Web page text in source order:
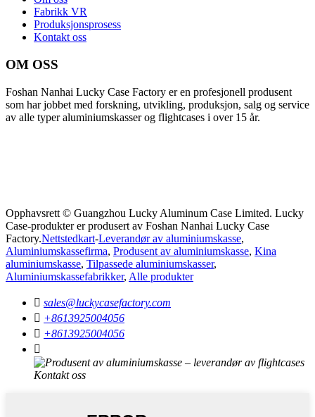
Fabrikk VR
Produksjonsprosess
Kontakt oss
OM OSS
Foshan Nanhai Lucky Case Factory er en profesjonell produsent
som har jobbet med forskning, utvikling, produksjon, salg og service
av alle typer aluminiumskasser og flightcases i over 15 år.
Opphavsrett © Guangzhou Lucky Aluminum Case Limited. Lucky
Case-produkter er produsert av Foshan Nanhai Lucky Case
Factory.Nettstedkart-Leverandør av aluminiumskasse,
Aluminiumskassefirma, Produsent av aluminiumskasse, Kina
aluminiumskasse, Tilpassede aluminiumskasser,
Aluminiumskassefabrikker, Alle produkter
 sales@luckycasefactory.com
 +8613925004056
 +8613925004056
